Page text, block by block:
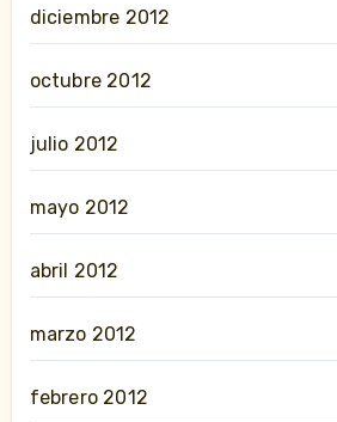
diciembre 2012
octubre 2012
julio 2012
mayo 2012
abril 2012
marzo 2012
febrero 2012